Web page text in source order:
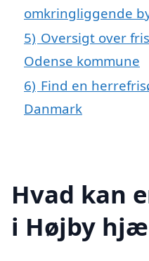
omkringliggende
5) Oversigt over
Odense kommune
6) Find en
Danmark
Hvad kan
i Højby